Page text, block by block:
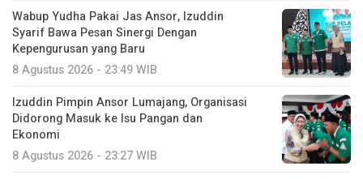
Wabup Yudha Pakai Jas Ansor, Izuddin
Syarif Bawa Pesan Sinergi Dengan
Kepengurusan yang Baru
8 Agustus 2026 - 23:49 WIB
Izuddin Pimpin Ansor Lumajang, Organisasi
Didorong Masuk ke Isu Pangan dan
Ekonomi
8 Agustus 2026 - 23:27 WIB